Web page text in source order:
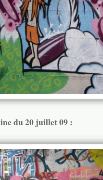
du 20 juillet 09 :